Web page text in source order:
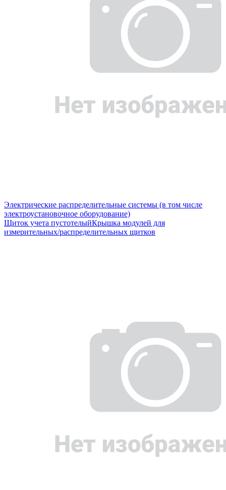
Электрические распределительные системы (в том числе
электроустановочное оборудование)
Щиток учета пустотелыйКрышка модулей для
измерительных/распределительных щитков